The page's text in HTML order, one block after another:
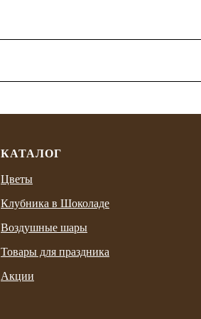
КАТАЛОГ
Цветы
Клубника в Шоколаде
Воздушные шары
Товары для праздника
Акции